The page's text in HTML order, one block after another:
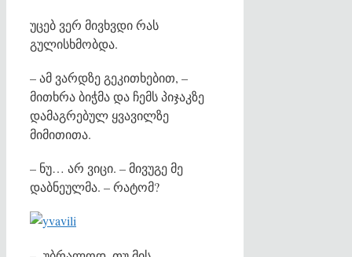
უცებ ვერ მივხვდი რას
გულისხმობდა.
– ამ ვარდზე გეკითხებით, –
მითხრა ბიჭმა და ჩემს პიჯაკზე
დამაგრებულ ყვავილზე
მიმითითა.
– ნუ… არ ვიცი. – მივუგე მე
დაბნეულმა. – რატომ?